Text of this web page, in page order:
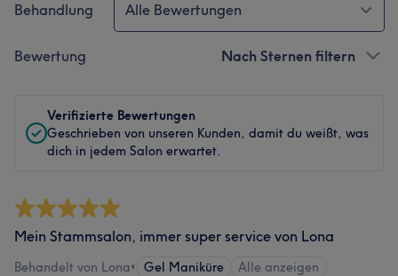
Behandlung Alle Bewertungen
Bewertung Nach Sternen filtern
Verifizierte Bewertungen
Geschrieben von unseren Kunden, damit du weißt, was
dich in jedem Salon erwartet.
Mein Stammsalon, immer super service von Lona
Behandelt von Lona• Gel Maniküre Alle anzeigen